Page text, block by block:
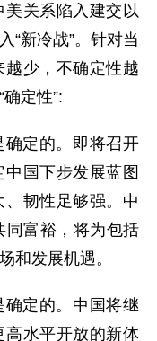
关系陷入建交以
“新冷战”。针对当
少，不确定性越
定性”:
定的。即将召开
国下步发展蓝图
韧性足够强。中
同富裕，将为包括
和发展机遇。
定的。中国将继
水平开放的新体